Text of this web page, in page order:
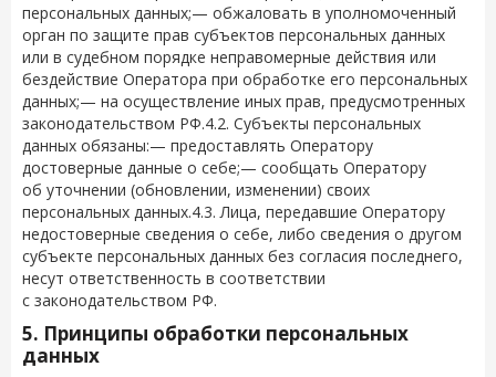
персональных данных;— обжаловать в уполномоченный
орган по защите прав субъектов персональных данных
или в судебном порядке неправомерные действия или
бездействие Оператора при обработке его персональных
данных;— на осуществление иных прав, предусмотренных
законодательством РФ.4.2. Субъекты персональных
данных обязаны:— предоставлять Оператору
достоверные данные о себе;— сообщать Оператору
об уточнении (обновлении, изменении) своих
персональных данных.4.3. Лица, передавшие Оператору
недостоверные сведения о себе, либо сведения о другом
субъекте персональных данных без согласия последнего,
несут ответственность в соответствии
с законодательством РФ.
5. Принципы обработки персональных
данных